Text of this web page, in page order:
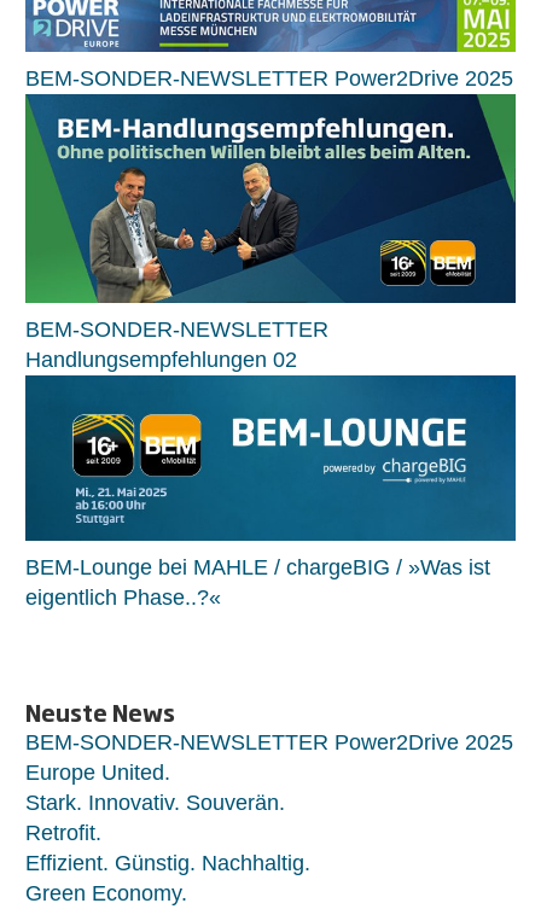
BEM-SONDER-NEWSLETTER Power2Drive 2025
BEM-SONDER-NEWSLETTER
Handlungsempfehlungen 02
BEM-Lounge bei MAHLE / chargeBIG / »Was ist
eigentlich Phase..?«
Neuste News
BEM-SONDER-NEWSLETTER Power2Drive 2025
Europe United.
Stark. Innovativ. Souverän.
Retrofit.
Effizient. Günstig. Nachhaltig.
Green Economy.